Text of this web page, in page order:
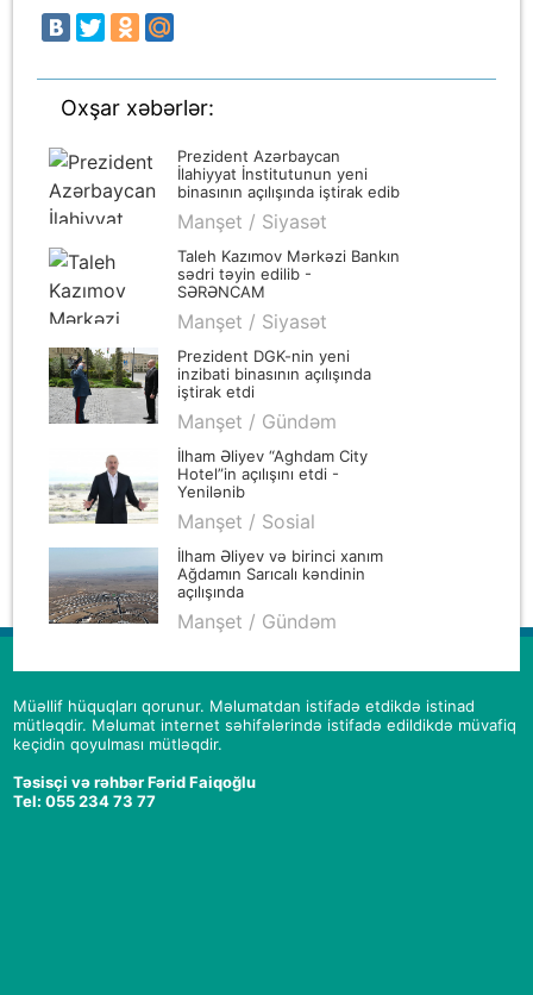
Oxşar xəbərlər:
Prezident Azərbaycan
İlahiyyat İnstitutunun yeni
binasının açılışında iştirak edib
Manşet / Siyasət
Taleh Kazımov Mərkəzi Bankın
sədri təyin edilib -
SƏRƏNCAM
Manşet / Siyasət
Prezident DGK-nin yeni
inzibati binasının açılışında
iştirak etdi
Manşet / Gündəm
İlham Əliyev “Aghdam City
Hotel”in açılışını etdi -
Yenilənib
Manşet / Sosial
İlham Əliyev və birinci xanım
Ağdamın Sarıcalı kəndinin
açılışında
Manşet / Gündəm
Müəllif hüquqları qorunur. Məlumatdan istifadə etdikdə istinad
mütləqdir. Məlumat internet səhifələrində istifadə edildikdə müvafiq
keçidin qoyulması mütləqdir.
Təsisçi və rəhbər Fərid Faiqoğlu
Tel: 055 234 73 77